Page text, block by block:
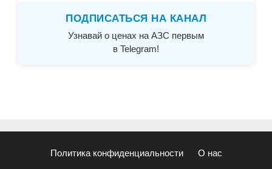
ПОДПИСАТЬСЯ НА КАНАЛ
Узнавай о ценах на АЗС первым
в Telegram!
Политика конфиденциальности О нас